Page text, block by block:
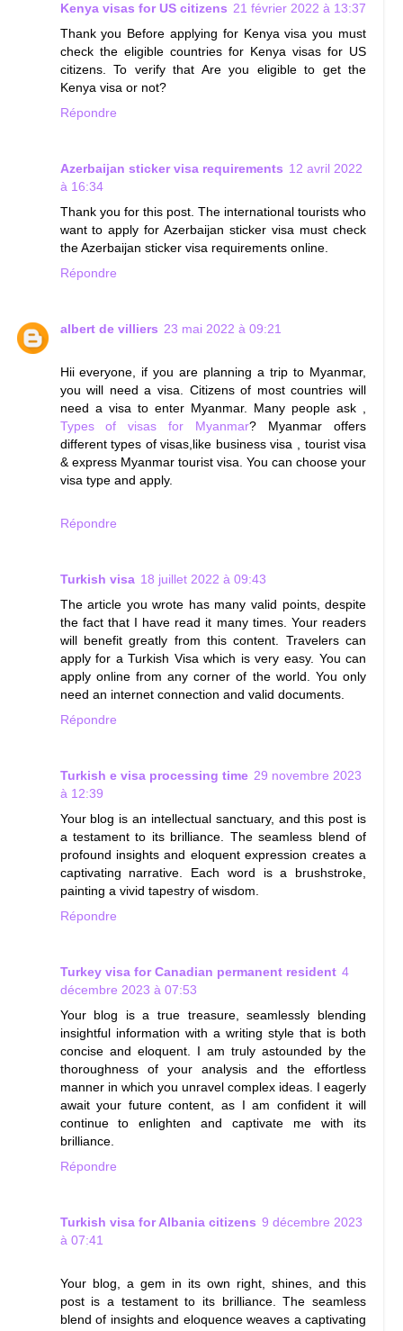
Kenya visas for US citizens 21 février 2022 à 13:37
Thank you Before applying for Kenya visa you must
check the eligible countries for Kenya visas for US
citizens. To verify that Are you eligible to get the
Kenya visa or not?
Répondre
Azerbaijan sticker visa requirements 12 avril 2022
à 16:34
Thank you for this post. The international tourists who
want to apply for Azerbaijan sticker visa must check
the Azerbaijan sticker visa requirements online.
Répondre
albert de villiers 23 mai 2022 à 09:21
Hii everyone, if you are planning a trip to Myanmar,
you will need a visa. Citizens of most countries will
need a visa to enter Myanmar. Many people ask ,
Types of visas for Myanmar? Myanmar offers
different types of visas,like business visa , tourist visa
& express Myanmar tourist visa. You can choose your
visa type and apply.
Répondre
Turkish visa 18 juillet 2022 à 09:43
The article you wrote has many valid points, despite
the fact that I have read it many times. Your readers
will benefit greatly from this content. Travelers can
apply for a Turkish Visa which is very easy. You can
apply online from any corner of the world. You only
need an internet connection and valid documents.
Répondre
Turkish e visa processing time 29 novembre 2023
à 12:39
Your blog is an intellectual sanctuary, and this post is
a testament to its brilliance. The seamless blend of
profound insights and eloquent expression creates a
captivating narrative. Each word is a brushstroke,
painting a vivid tapestry of wisdom.
Répondre
Turkey visa for Canadian permanent resident 4
décembre 2023 à 07:53
Your blog is a true treasure, seamlessly blending
insightful information with a writing style that is both
concise and eloquent. I am truly astounded by the
thoroughness of your analysis and the effortless
manner in which you unravel complex ideas. I eagerly
await your future content, as I am confident it will
continue to enlighten and captivate me with its
brilliance.
Répondre
Turkish visa for Albania citizens 9 décembre 2023
à 07:41
Your blog, a gem in its own right, shines, and this
post is a testament to its brilliance. The seamless
blend of insights and eloquence weaves a captivating